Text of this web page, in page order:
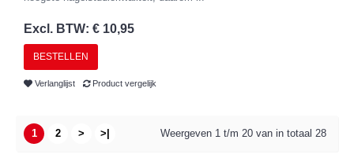
Excl. BTW: € 10,95
BESTELLEN
Verlanglijst Product vergelijk
1 2 > >| Weergeven 1 t/m 20 van in totaal 28